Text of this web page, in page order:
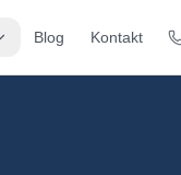
Blog Kontakt